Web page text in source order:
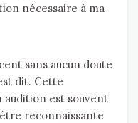
nécessaire à ma
sans aucun doute
dit. Cette
est souvent
reconnaissante